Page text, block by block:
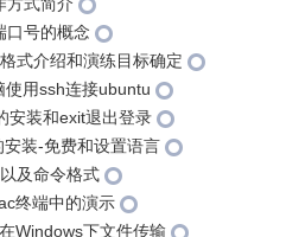
口号的概念
式介绍和演练目标确定
用ssh连接ubuntu
安装和exit退出登录
装-免费和设置语言
及命令格式
终端中的演示
Windows下文件传输